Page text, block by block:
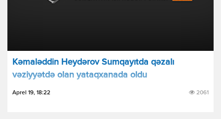
Kəmaləddin Heydərov Sumqayıtda qəzalı
vəziyyətdə olan yataqxanada oldu
Aprel 19, 18:22 2061